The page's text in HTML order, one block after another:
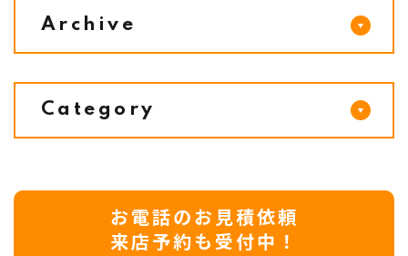
Archive
Category
お電話のお見積依頼
来店予約も受付中！